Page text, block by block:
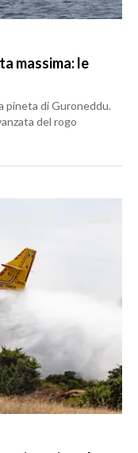
massima: le
pineta di Guroneddu.
del rogo